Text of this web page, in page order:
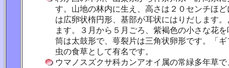
す。山地の林内に生え、高さは２０センチほ
は広卵状楕円形、基部が耳状にはりだします
ます。３月から５月ごろ、紫褐色の小さな花
筒は太鼓形で、萼裂片は三角状卵形です。「
虫の食草として有名です。
ウマノスズクサ科カンアオイ属の常緑多年草で